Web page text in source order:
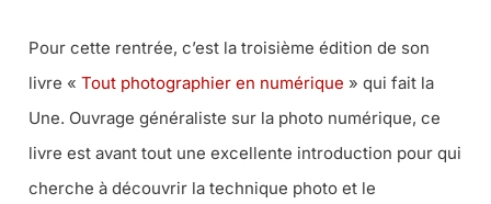
Pour cette rentrée, c’est la troisième édition de son
livre « Tout photographier en numérique » qui fait la
Une. Ouvrage généraliste sur la photo numérique, ce
livre est avant tout une excellente introduction pour qui
cherche à découvrir la technique photo et le